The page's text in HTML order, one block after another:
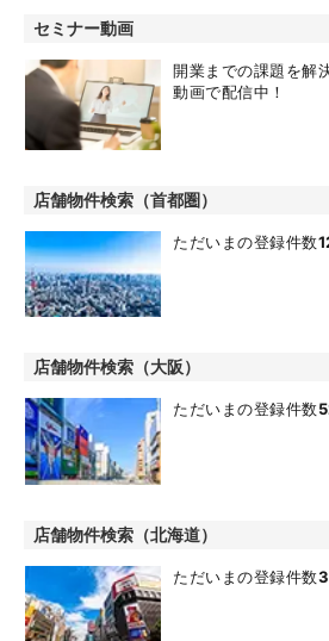
セミナー動画
開業までの課題を解
動画で配信中！
店舗物件検索（首都圏）
ただいまの登録件数
店舗物件検索（大阪）
ただいまの登録件数
店舗物件検索（北海道）
ただいまの登録件数